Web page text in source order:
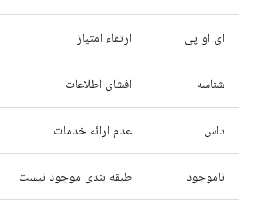
ای او پی ارتقاء امتیاز
شناسه افشای اطلاعات
داس عدم ارائه خدمات
ناموجود طبقه بندی موجود نیست